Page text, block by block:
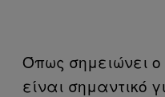
Όπως σημειώνει
είναι σημαντικό